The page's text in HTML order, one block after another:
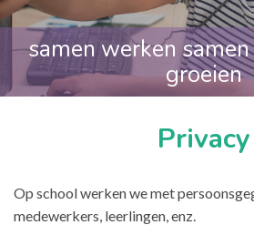
samen werken
groeien
Privacy
Op school werken we met
medewerkers, leerlingen, enz.